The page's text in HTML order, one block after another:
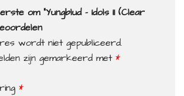
om “Yungblud – Idols II (Clear
wordt niet gepubliceerd.
zijn gemarkeerd met *
*